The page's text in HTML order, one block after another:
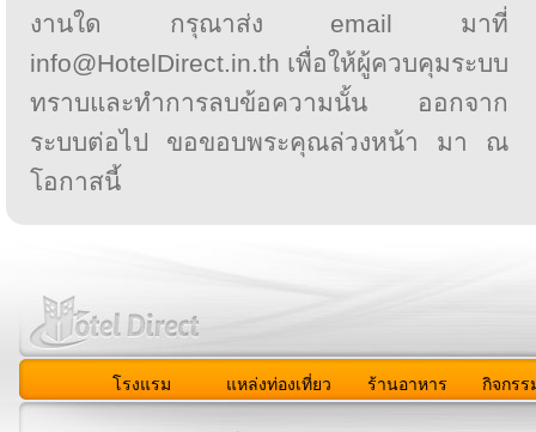
งานใด กรุณาส่ง email มาที่
info@HotelDirect.in.th เพื่อให้ผู้ควบคุมระบบ
ทราบและทำการลบข้อความนั้น ออกจาก
ระบบต่อไป ขอขอบพระคุณล่วงหน้า มา ณ
โอกาสนี้
โรงแรม แหล่งท่องเที่ยว ร้านอาหาร กิจกรร